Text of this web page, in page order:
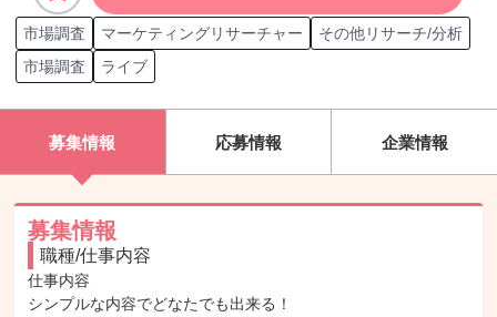
市場調査 マーケティングリサーチャー
その他リサーチ/分析
市場調査
ライブ
募集情報 応募情報 企業情報
募集情報
職種/仕事内容
仕事内容
シンプルな内容でどなたでも出来る！